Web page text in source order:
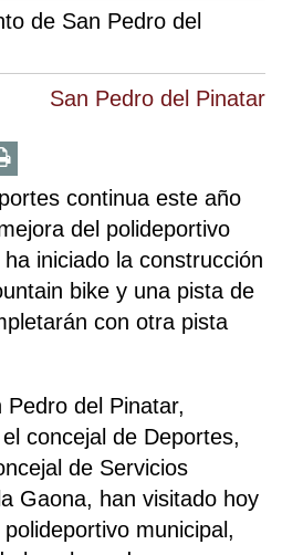
San Pedro del Pinatar
de San Pedro del
continua este año
del polideportivo
iniciado la construcción
bike y una pista de
con otra pista
del Pinatar,
concejal de Deportes,
de Servicios
Gaona, han visitado hoy
municipal,